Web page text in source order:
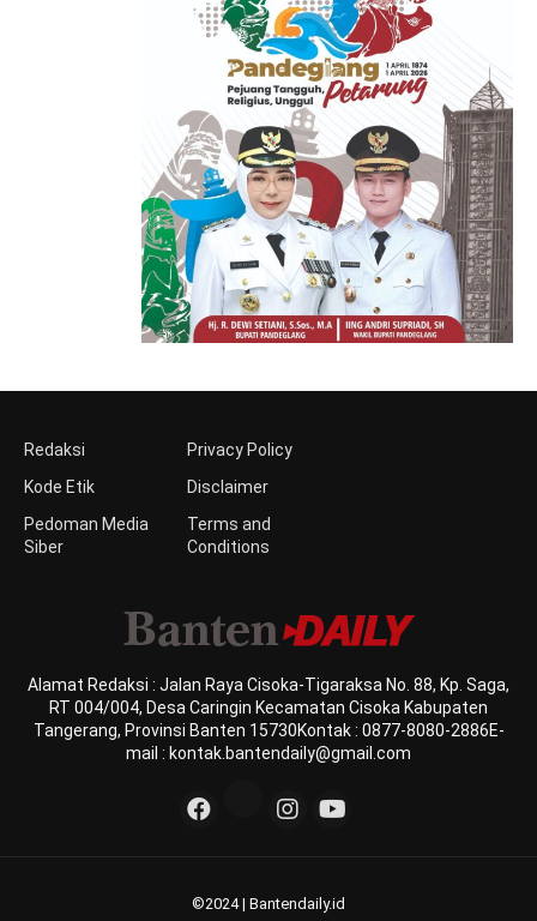
Redaksi
Kode Etik
Pedoman Media
Siber
Privacy Policy
Disclaimer
Terms and
Conditions
Alamat Redaksi : Jalan Raya Cisoka-Tigaraksa No. 88, Kp. Saga,
RT 004/004, Desa Caringin Kecamatan Cisoka Kabupaten
Tangerang, Provinsi Banten 15730Kontak : 0877-8080-2886E-
mail : kontak.bantendaily@gmail.com
©2024 | Bantendaily.id